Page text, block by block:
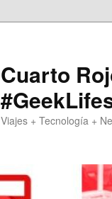
Cuarto
Viajes + Tecnología +